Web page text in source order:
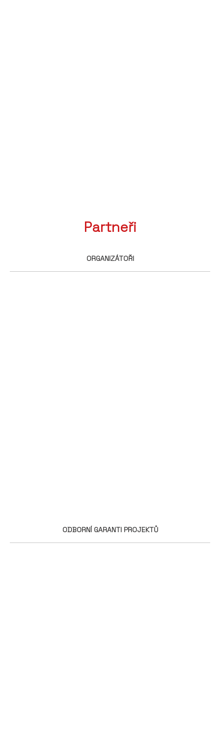
Partneři
ORGANIZÁTOŘI
ODBORNÍ GARANTI PROJEKTŮ